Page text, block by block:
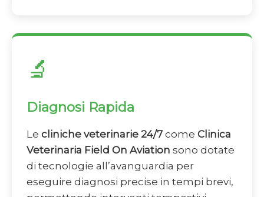
🔬
Diagnosi Rapida
Le cliniche veterinarie 24/7 come Clinica
Veterinaria Field On Aviation sono dotate
di tecnologie all’avanguardia per
eseguire diagnosi precise in tempi brevi,